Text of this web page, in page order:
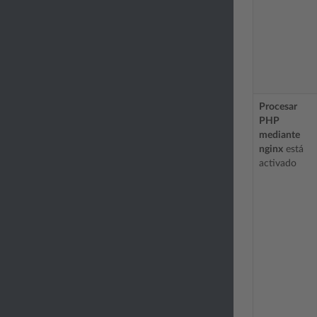
Procesar
PHP
mediante
nginx está
activado